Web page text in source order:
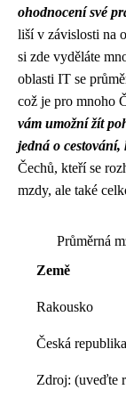
ohodnocení své
liší v závislosti na
si zde vyděláte
oblasti IT se
což je pro mnoho
vám umožní žít
jedná o
Čechů, kteří se
mzdy, ale také
Průměrná
Země
Rakousko
Česká republika
Zdroj: (uveďte